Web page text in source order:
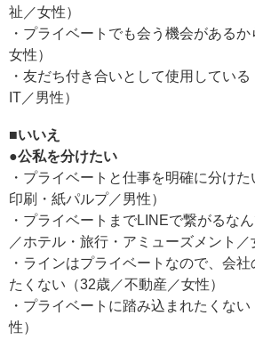
祉／女性）
・プライベートでも会う機会がある
女性）
・友だち付き合いとして使用している
IT／男性）
■いいえ
●公私を分けたい
・プライベートと仕事を明確に分け
印刷・紙パルプ／男性）
・プライベートまでLINEで繋がるな
／ホテル・旅行・アミューズメント／
・ラインはプライベートなので、会
たくない（32歳／不動産／女性）
・プライベートに踏み込まれたくな
性）